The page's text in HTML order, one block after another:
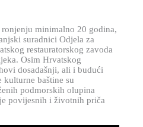
minimalno 20 godina,
suradnici Odjela za
restauratorskog zavoda
Osim Hrvatskog
dosadašnji, ali i budući
kulturne baštine su
podmorskih olupina
povijesnih i životnih priča